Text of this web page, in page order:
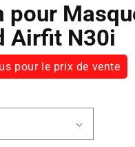
pour
Airfit N30i
pour le prix de vente